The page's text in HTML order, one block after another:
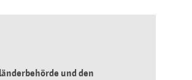
und den